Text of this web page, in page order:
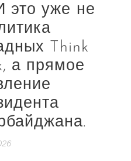
это уже не
Think
а прямое